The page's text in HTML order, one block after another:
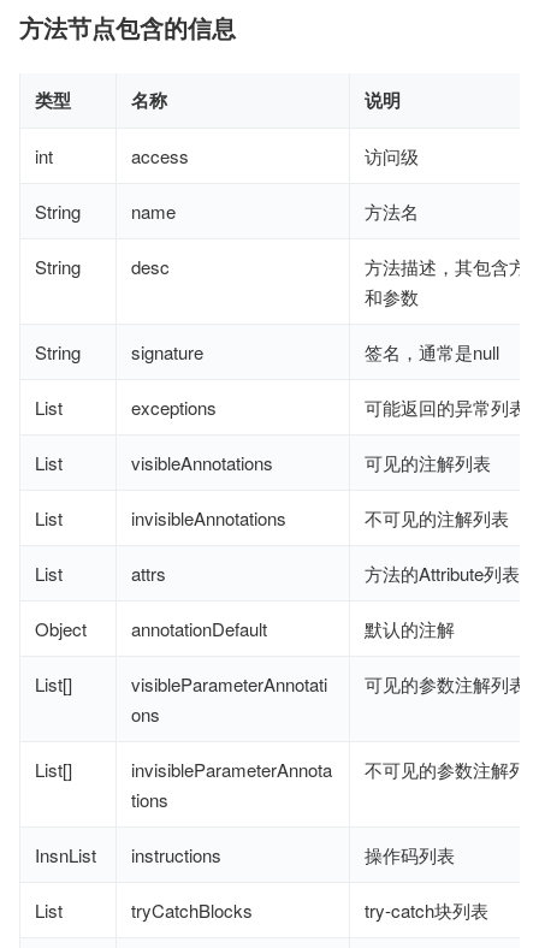
方法节点包含的信息
类型 名称 说明
int access 访问级
String name 方法名
String desc
方法描述，其包含方
和参数
String signature 签名，通常是null
List exceptions 可能返回的异常列表
List visibleAnnotations 可见的注解列表
List invisibleAnnotations 不可见的注解列表
List attrs 方法的Attribute列表
Object annotationDefault 默认的注解
List[]
visibleParameterAnnotati
ons
可见的参数注解列表
List[]
invisibleParameterAnnota
tions
不可见的参数注解列
InsnList instructions 操作码列表
List tryCatchBlocks try-catch块列表